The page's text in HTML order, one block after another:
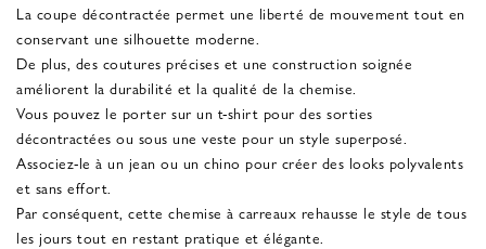
La coupe décontractée permet une liberté de mouvement tout en
conservant une silhouette moderne.
De plus, des coutures précises et une construction soignée
améliorent la durabilité et la qualité de la chemise.
Vous pouvez le porter sur un t-shirt pour des sorties
décontractées ou sous une veste pour un style superposé.
Associez-le à un jean ou un chino pour créer des looks polyvalents
et sans effort.
Par conséquent, cette chemise à carreaux rehausse le style de tous
les jours tout en restant pratique et élégante.